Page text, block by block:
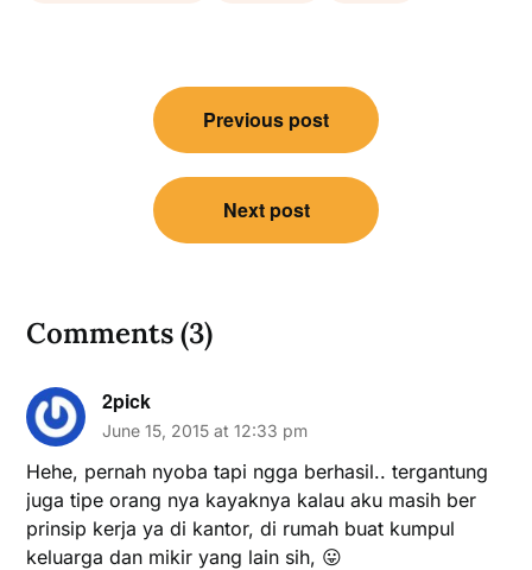
navigation
Previous post
Next post
Comments (3)
2pick
June 15, 2015 at 12:33 pm
Hehe, pernah nyoba tapi ngga berhasil.. tergantung
juga tipe orang nya kayaknya kalau aku masih ber
prinsip kerja ya di kantor, di rumah buat kumpul
keluarga dan mikir yang lain sih, 😛